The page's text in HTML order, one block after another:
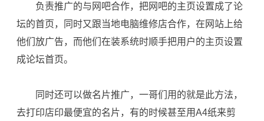
负责推广的与网吧合作，把网吧的主页设置成了论
坛的首页，同时又跟当地电脑维修店合作，在网站上给
他们放广告，而他们在装系统时顺手把用户的主页设置
成论坛首页。
同时还可以做名片推广，一哥们用的就是此方法，
去打印店印最便宜的名片，有的时候甚至用A4纸来剪